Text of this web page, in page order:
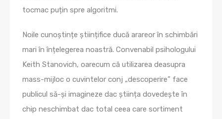
tocmac puțin spre algoritmi.
Noile cunoștințe științifice ducă arareor în schimbări
mari în înțelegerea noastră. Convenabil psihologului
Keith Stanovich, oarecum că utilizarea deasupra
mass-mijloc o cuvintelor conj „descoperire” face
publicul să-și imagineze dac știința dovedește în
chip neschimbat dac total ceea care sortiment